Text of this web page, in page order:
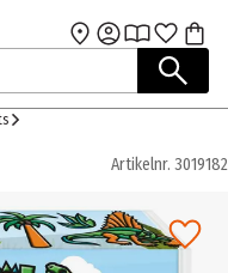
Hauptinhalt
Artikelnr. 3019182